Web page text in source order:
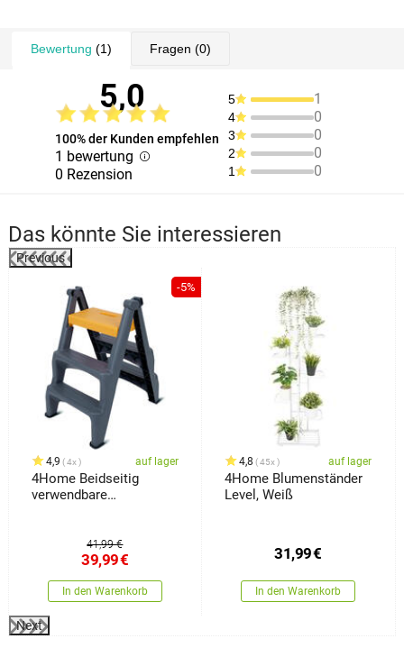
Bewertung (1) Fragen (0)
5,0
100% der Kunden empfehlen
1 bewertung
0 Rezension
5 1
4 0
3 0
2 0
1 0
Das könnte Sie interessieren
Previous
-5%
4,9 4x auf lager
4Home Beidseitig
verwendbare
41,99 €
39,99€
In den Warenkorb
4,8 45x auf lager
4Home Blumenständer
Level, Weiß
31,99€
In den Warenkorb
Next